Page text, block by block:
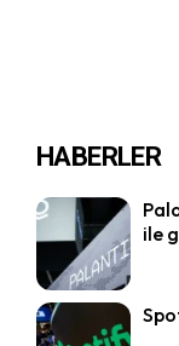
HABERLER
ile